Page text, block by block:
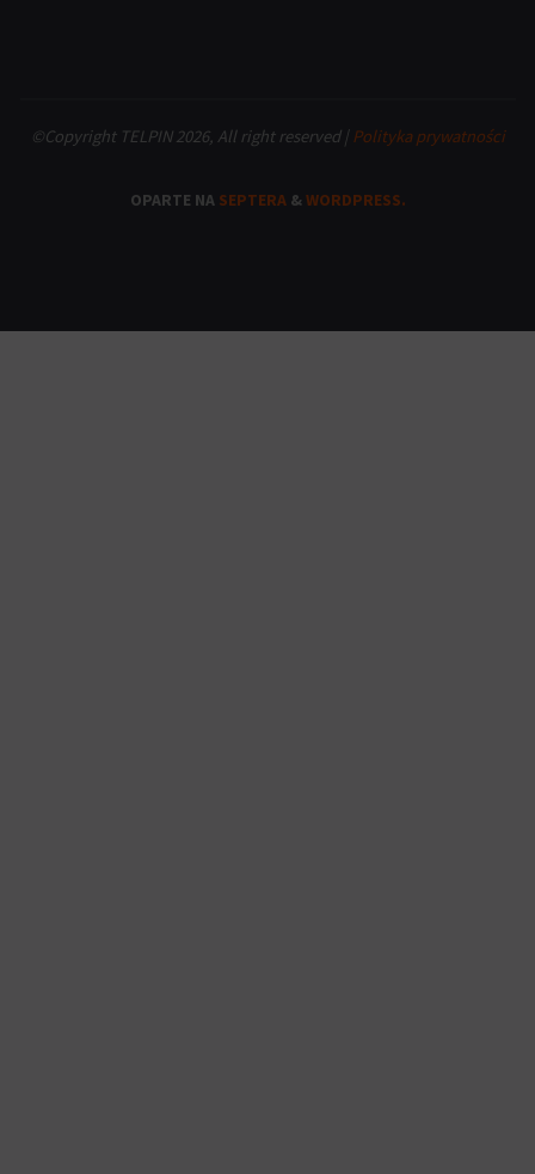
©Copyright TELPIN 2026, All right reserved | Polityka prywatności
OPARTE NASEPTERA& WORDPRESS.